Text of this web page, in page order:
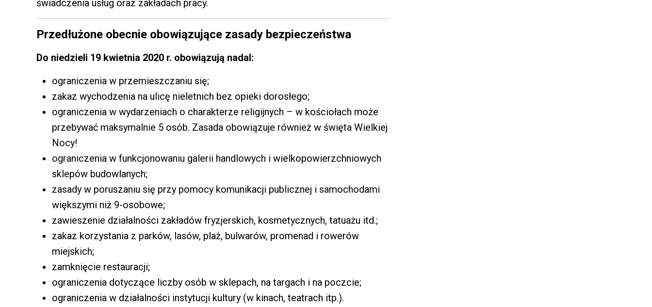
świadczenia usług oraz zakładach pracy.
Przedłużone obecnie obowiązujące zasady bezpieczeństwa
Do niedzieli 19 kwietnia 2020 r. obowiązują nadal:
ograniczenia w przemieszczaniu się;
zakaz wychodzenia na ulicę nieletnich bez opieki dorosłego;
ograniczenia w wydarzeniach o charakterze religijnych – w kościołach może
przebywać maksymalnie 5 osób. Zasada obowiązuje również w święta Wielkiej
Nocy!
ograniczenia w funkcjonowaniu galerii handlowych i wielkopowierzchniowych
sklepów budowlanych;
zasady w poruszaniu się przy pomocy komunikacji publicznej i samochodami
większymi niż 9-osobowe;
zawieszenie działalności zakładów fryzjerskich, kosmetycznych, tatuażu itd.;
zakaz korzystania z parków, lasów, plaż, bulwarów, promenad i rowerów
miejskich;
zamknięcie restauracji;
ograniczenia dotyczące liczby osób w sklepach, na targach i na poczcie;
ograniczenia w działalności instytucji kultury (w kinach, teatrach itp.).